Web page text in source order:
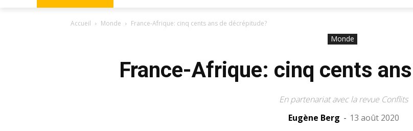
Accueil Monde France-Afrique: cinq cents ans de décrépitude?
Monde
France-Afrique: cinq cents
En partenariat avec la revue Conflits
Eugène Berg - 13 août 2020